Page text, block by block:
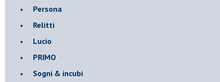
Persona
Relitti
Lucio
PRIMO
Sogni & incubi